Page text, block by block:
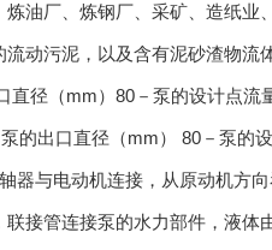
油厂、炼钢厂、采矿、造纸业
动污泥，以及含有泥砂渣物流
径（mm）80－泵的设计点流
的出口直径（mm） 80－泵的
与电动机连接，从原动机方向
接管连接泵的水力部件，液体